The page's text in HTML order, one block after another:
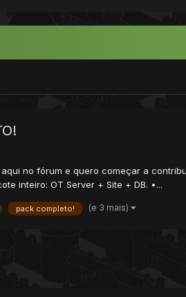
no fórum e quero começar a
inteiro: OT Server + Site + DB. •...
pack completo! (e 3 mais)